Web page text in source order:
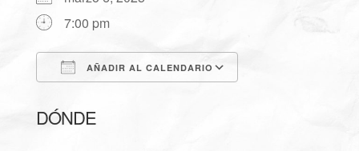
7:00 pm
AÑADIR AL CALENDARIO
DÓNDE